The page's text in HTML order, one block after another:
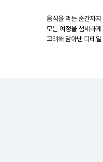
음식을 먹는 순간까지
모든 여정을 섬세하게
고려해 담아낸 디테일